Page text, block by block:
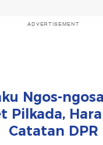
ADVERTISEMENT
Ngos-
Pilkada,
Catatan DPR